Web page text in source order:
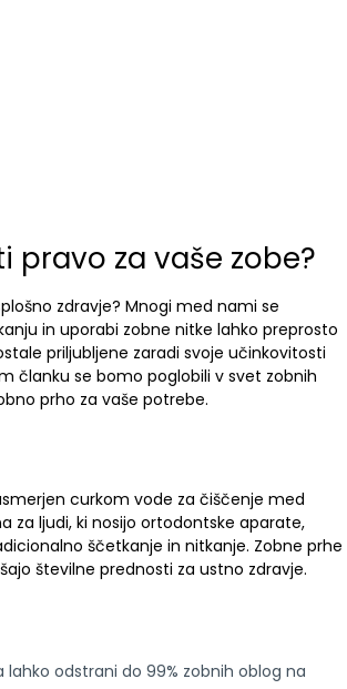
pravo za vaše zobe?
zdravje? Mnogi med nami se
in uporabi zobne nitke lahko preprosto
priljubljene zaradi svoje učinkovitosti
članku se bomo poglobili v svet zobnih
prho za vaše potrebe.
curkom vode za čiščenje med
za ljudi, ki nosijo ortodontske aparate,
ščetkanje in nitkanje. Zobne prhe
številne prednosti za ustno zdravje.
lahko odstrani do 99% zobnih oblog na